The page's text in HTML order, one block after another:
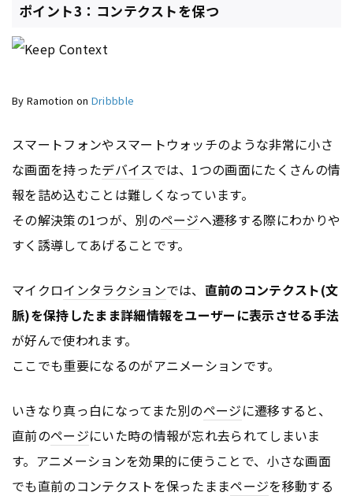
ポイント3：コンテクストを保つ
By Ramotion on Dribbble
スマートフォンやスマートウォッチのような非常に小さ
な画面を持ったデバイスでは、1つの画面にたくさんの情
報を詰め込むことは難しくなっています。
その解決策の1つが、別のページへ遷移する際にわかりや
すく誘導してあげることです。
マイクロインタラクションでは、 直前のコンテクスト(文
脈)を保持したまま詳細情報をユーザーに表示させる手法
が好んで使われます。
ここでも重要になるのがアニメーションです。
いきなり真っ白になってまた別のページに遷移すると、
直前のページにいた時の情報が忘れ去られてしまいま
す。アニメーションを効果的に使うことで、小さな画面
でも直前のコンテクストを保ったままページを移動する